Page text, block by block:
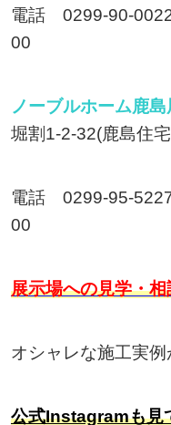
電話 0299-90-
00
ノーブルホーム鹿
堀割1-2-32(鹿島住
電話 0299-95-
00
展示場への見学・
オシャレな施工実例
公式Instagramも見